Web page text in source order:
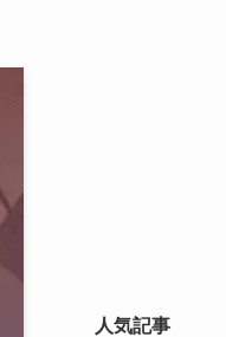
人気記事